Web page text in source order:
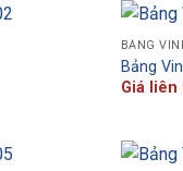
BẢNG
Bảng
Giá liên